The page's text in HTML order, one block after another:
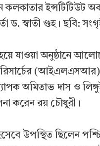
ইন্সটিটিউট অব
স্বাতী গুহ। ছবি:
যাওয়া অনুষ্ঠানে
রিসার্চের
অমিতাভ দাস ও
করেন রয় চৌধুরী।
উপস্থিত ছিলেন